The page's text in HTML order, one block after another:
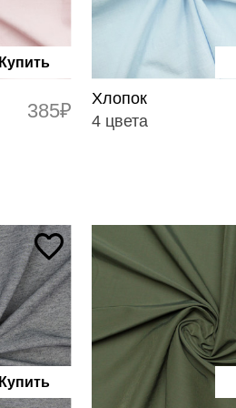
Купить
385₽
Хлопок
4 цвета
Купить